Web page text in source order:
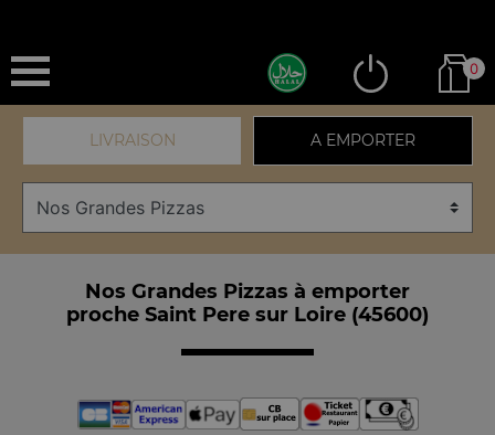
0
LIVRAISON A EMPORTER
Nos Grandes Pizzas à emporter
proche Saint Pere sur Loire (45600)